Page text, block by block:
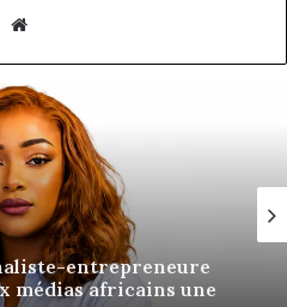
entrepreneure
médias africains une